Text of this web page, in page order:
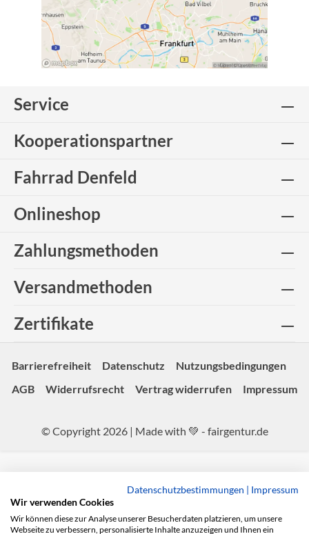
Service
Kooperationspartner
Fahrrad Denfeld
Onlineshop
Zahlungsmethoden
Versandmethoden
Zertifikate
Barrierefreiheit Datenschutz
Nutzungsbedingungen
AGB
Widerrufsrecht Vertrag widerrufen Impressum
© Copyright 2026 | Made with 💚 - fairgentur.de
Datenschutzbestimmungen | Impressum
Wir verwenden Cookies
Wir können diese zur Analyse unserer Besucherdaten platzieren, um unsere
Webseite zu verbessern, personalisierte Inhalte anzuzeigen und Ihnen ein